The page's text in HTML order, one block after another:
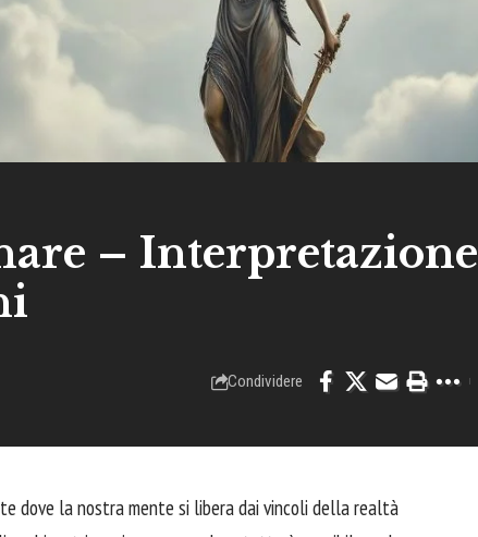
– Interpretazione
Condividere
dove la nostra mente si libera dai vincoli della realtà